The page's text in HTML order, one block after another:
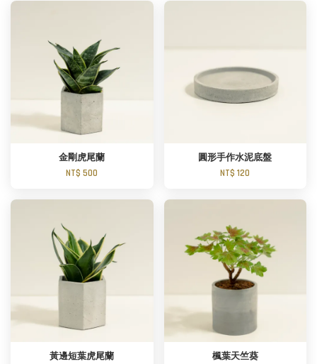
金剛虎尾蘭
NT$ 500
圓形手作水泥底盤
NT$ 120
黃邊短葉虎尾蘭
楓葉天竺葵